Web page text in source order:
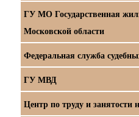
ГУ МО Государственная
Московской области
Федеральная служба
ГУ МВД
Центр по труду и занятости